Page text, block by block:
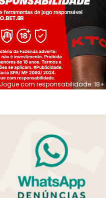
Jogue com responsabilidade. 18+